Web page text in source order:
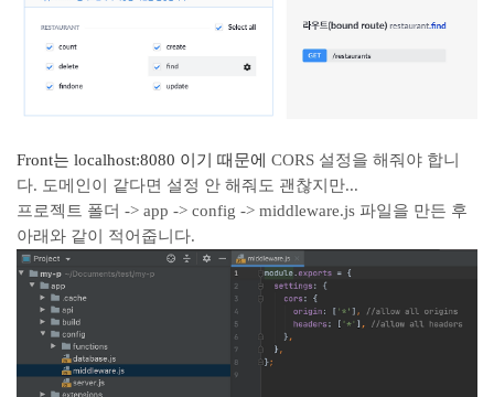
Front는 localhost:8080 이기 때문에 CORS 설정을 해줘야 합니
다. 도메인이 같다면 설정 안 해줘도 괜찮지만...
프로젝트 폴더 -> app -> config -> middleware.js 파일을 만든 후
아래와 같이 적어줍니다.